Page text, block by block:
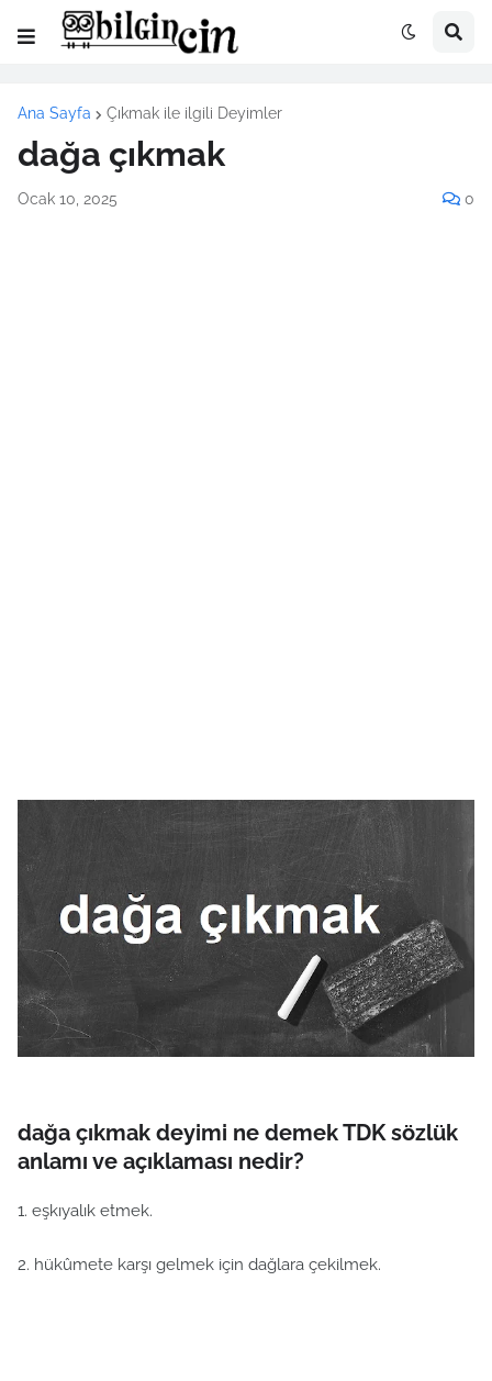
Ana Sayfa Çıkmak ile ilgili Deyimler
dağa çıkmak
Ocak 10, 2025 0
dağa çıkmak deyimi ne demek TDK sözlük
anlamı ve açıklaması nedir?
1. eşkıyalık etmek.
2. hükûmete karşı gelmek için dağlara çekilmek.